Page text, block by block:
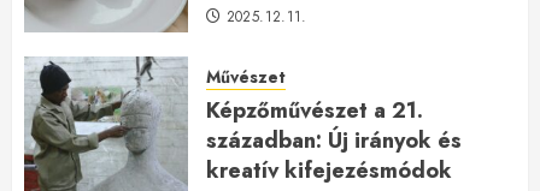
2025.12.11.
Művészet
Képzőművészet a 21.
században: Új irányok és
kreatív kifejezésmódok